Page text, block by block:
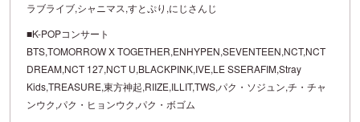
ラブライブ,シャニマス,すとぷり,にじさんじ
■K-POPコンサート
BTS,TOMORROW X TOGETHER,ENHYPEN,SEVENTEEN,NCT,NCT
DREAM,NCT 127,NCT U,BLACKPINK,IVE,LE SSERAFIM,Stray
Kids,TREASURE,東方神起,RIIZE,ILLIT,TWS,パク・ソジュン,チ・チャ
ンウク,パク・ヒョンウク,パク・ボゴム